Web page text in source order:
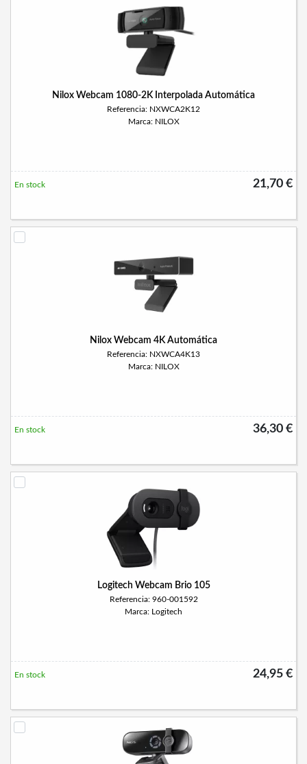
Nilox Webcam 1080-2K Interpolada Automática
Referencia: NXWCA2K12
Marca: NILOX
21,70 €
En stock
Nilox Webcam 4K Automática
Referencia: NXWCA4K13
Marca: NILOX
36,30 €
En stock
Logitech Webcam Brio 105
Referencia: 960-001592
Marca: Logitech
24,95 €
En stock